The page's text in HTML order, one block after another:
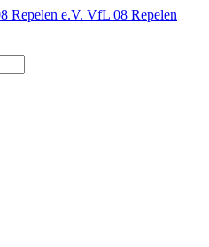
VfL 08 Repelen